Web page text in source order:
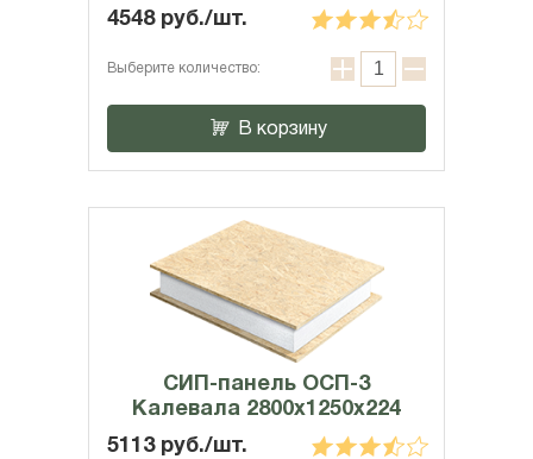
4548 руб./шт.
Выберите количество:
В корзину
СИП-панель ОСП-3
Калевала 2800x1250x224
5113 руб./шт.